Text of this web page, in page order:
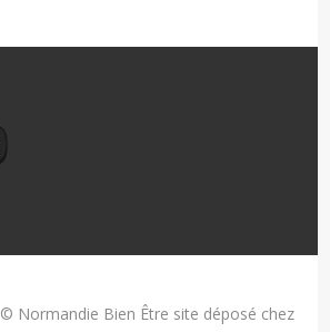
© Normandie Bien Être site déposé chez